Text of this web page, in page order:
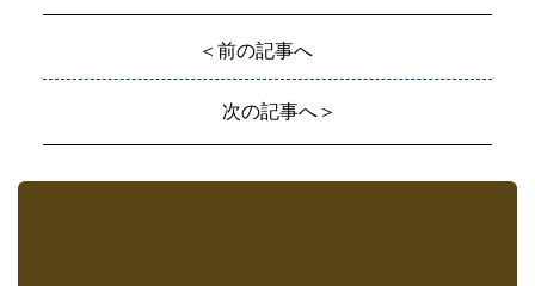
＜前の記事へ
次の記事へ＞